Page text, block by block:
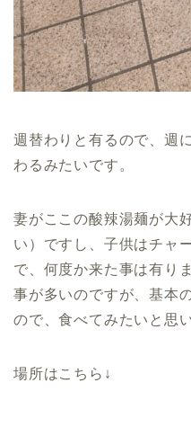
週替わりと有るので、週
わるみたいです。
妻がここの酸辣湯麺が大
い）ですし、子供はチャ
で、何度か来た事は有り
事が多いのですが、基本
ので、食べてみたいと思
場所はこちら↓